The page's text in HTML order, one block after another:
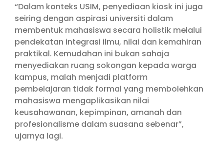
“Dalam konteks USIM, penyediaan kiosk ini juga
seiring dengan aspirasi universiti dalam
membentuk mahasiswa secara holistik melalui
pendekatan integrasi ilmu, nilai dan kemahiran
praktikal. Kemudahan ini bukan sahaja
menyediakan ruang sokongan kepada warga
kampus, malah menjadi platform
pembelajaran tidak formal yang membolehkan
mahasiswa mengaplikasikan nilai
keusahawanan, kepimpinan, amanah dan
profesionalisme dalam suasana sebenar”,
ujarnya lagi.